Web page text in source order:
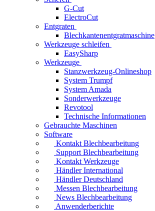
G-Cut
ElectroCut
Entgraten
Blechkantenentgratmaschine
Werkzeuge schleifen
EasySharp
Werkzeuge
Stanzwerkzeug-Onlineshop
System Trumpf
System Amada
Sonderwerkzeuge
Revotool
Technische Informationen
Gebrauchte Maschinen
Software
Kontakt Blechbearbeitung
Support Blechbearbeitung
Kontakt Werkzeuge
Händler International
Händler Deutschland
Messen Blechbearbeitung
News Blechbearbeitung
Anwenderberichte